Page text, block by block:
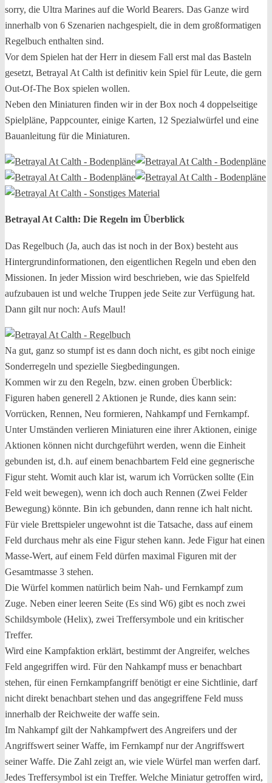
sorry, die Ultra Marines auf die World Bearers. Das Ganze wird
innerhalb von 6 Szenarien nachgespielt, die in dem großformatigen
Regelbuch enthalten sind.
Vor dem Spielen hat der Herr in diesem Fall erst mal das Basteln
gesetzt, Betrayal At Calth ist definitiv kein Spiel für Leute, die gern
Out-Of-The Box spielen wollen.
Neben den Miniaturen finden wir in der Box noch 4 doppelseitige
Spielpläne, Pappcounter, einige Karten, 12 Spezialwürfel und eine
Bauanleitung für die Miniaturen.
Betrayal At Calth: Die Regeln im Überblick
Das Regelbuch (Ja, auch das ist noch in der Box) besteht aus
Hintergrundinformationen, den eigentlichen Regeln und eben den
Missionen. In jeder Mission wird beschrieben, wie das Spielfeld
aufzubauen ist und welche Truppen jede Seite zur Verfügung hat.
Dann gilt nur noch: Aufs Maul!
Na gut, ganz so stumpf ist es dann doch nicht, es gibt noch einige
Sonderregeln und spezielle Siegbedingungen.
Kommen wir zu den Regeln, bzw. einen groben Überblick:
Figuren haben generell 2 Aktionen je Runde, dies kann sein:
Vorrücken, Rennen, Neu formieren, Nahkampf und Fernkampf.
Unter Umständen verlieren Miniaturen eine ihrer Aktionen, einige
Aktionen können nicht durchgeführt werden, wenn die Einheit
gebunden ist, d.h. auf einem benachbartem Feld eine gegnerische
Figur steht. Womit auch klar ist, warum ich Vorrücken sollte (Ein
Feld weit bewegen), wenn ich doch auch Rennen (Zwei Felder
Bewegung) könnte. Bin ich gebunden, dann renne ich halt nicht.
Für viele Brettspieler ungewohnt ist die Tatsache, dass auf einem
Feld durchaus mehr als eine Figur stehen kann. Jede Figur hat einen
Masse-Wert, auf einem Feld dürfen maximal Figuren mit der
Gesamtmasse 3 stehen.
Die Würfel kommen natürlich beim Nah- und Fernkampf zum
Zuge. Neben einer leeren Seite (Es sind W6) gibt es noch zwei
Schildsymbole (Helix), zwei Treffersymbole und ein kritischer
Treffer.
Wird eine Kampfaktion erklärt, bestimmt der Angreifer, welches
Feld angegriffen wird. Für den Nahkampf muss er benachbart
stehen, für einen Fernkampfangriff benötigt er eine Sichtlinie, darf
nicht direkt benachbart stehen und das angegriffene Feld muss
innerhalb der Reichweite der waffe sein.
Im Nahkampf gilt der Nahkampfwert des Angreifers und der
Angriffswert seiner Waffe, im Fernkampf nur der Angriffswert
seiner Waffe. Die Zahl zeigt an, wie viele Würfel man werfen darf.
Jedes Treffersymbol ist ein Treffer. Welche Miniatur getroffen wird,